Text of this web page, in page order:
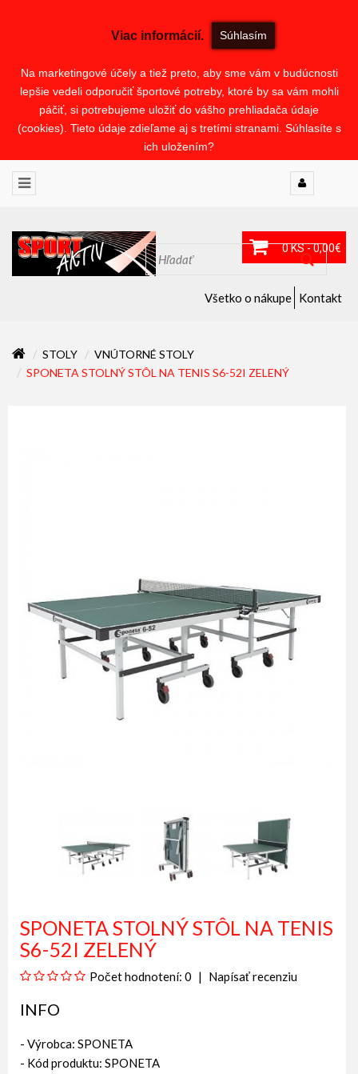
Súhlasím
Viac informácií.
Na marketingové účely a tiež preto, aby sme vám v budúcnosti
lepšie vedeli odporučiť športové potreby, ktoré by sa vám mohli
páčiť, si potrebujeme uložiť do vášho prehliadača údaje
(cookies). Tieto údaje zdieľame aj s tretími stranami. Súhlasíte s
ich uložením?
0 KS - 0,00€
Všetko o nákupe Kontakt
STOLY
VNÚTORNÉ STOLY
SPONETA STOLNÝ STÔL NA TENIS S6-52I ZELENÝ
SPONETA STOLNÝ STÔL NA TENIS
S6-52I ZELENÝ
Počet hodnotení: 0 Napísať recenziu
INFO
- Výrobca: SPONETA
- Kód produktu: SPONETA